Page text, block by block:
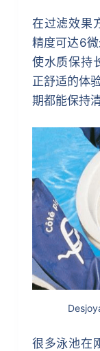
在过滤效果
精度可达6微
使水质保持
正舒适的体
期都能保持
很多泳池在